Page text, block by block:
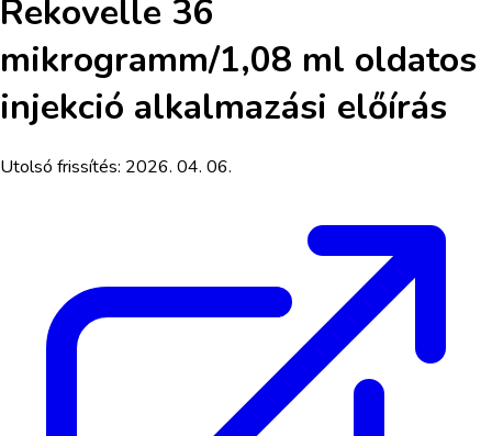
Rekovelle 36
mikrogramm/1,08 ml oldatos
injekció alkalmazási előírás
Utolsó frissítés: 2026. 04. 06.